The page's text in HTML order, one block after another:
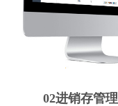
02进销存管理